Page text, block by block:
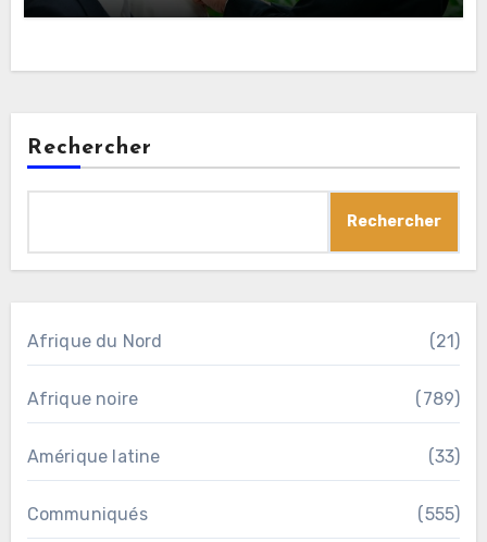
Rechercher
Rechercher
Afrique du Nord (21)
Afrique noire (789)
Amérique latine (33)
Communiqués (555)